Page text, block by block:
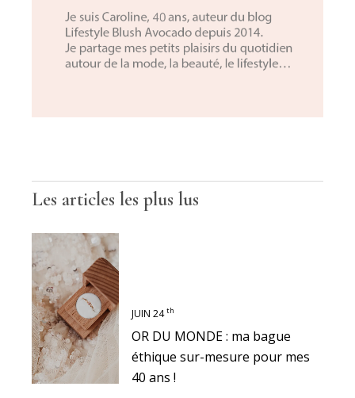
Les articles les plus lus
JUIN 24 th
OR DU MONDE : ma bague
éthique sur-mesure pour mes
40 ans !